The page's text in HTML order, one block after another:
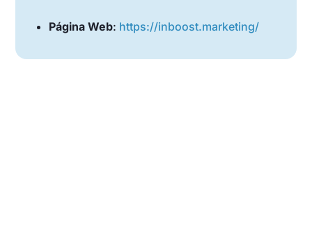
Página Web: https://inboost.marketing/